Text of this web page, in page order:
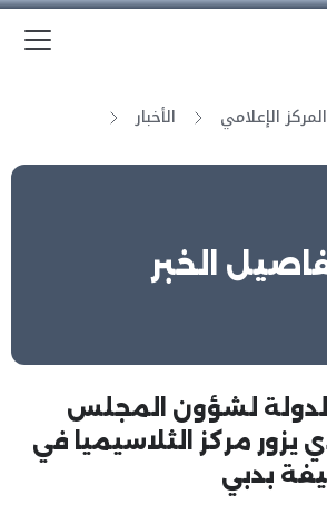
المركز الإعلامي الأخبار
الخبر
لشؤون المجلس
يزور مركز الثلاسيميا في
بدبي